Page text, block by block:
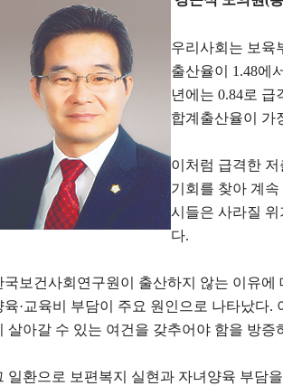
우리사회는 보육
출산율이 1.48에
년에는 0.84로 급
합계출산율이 가
이처럼 급격한
기회를 찾아 계
시들은 사라질
다.
국보건사회연구원이 출산하지 않는 이유에
육·교육비 부담이 주요 원인으로 나타났다.
살아갈 수 있는 여건을 갖추어야 함을 방증
일환으로 보편복지 실현과 자녀양육 부담